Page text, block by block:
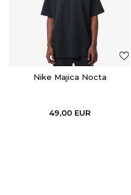
Nike Majica Nocta
49,00 EUR